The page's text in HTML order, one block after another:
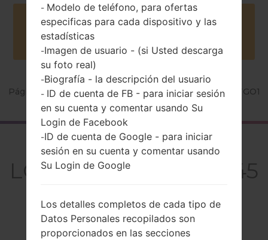
Buy accessories on Amazon
Página principal →Serie →LG Leon C50 → LGH345KTGO1
El resumen
LGH345KTGO1(LGH345
C50
- Modelo de teléfono, para ofertas
especificas para cada dispositivo y las
estadísticas
-Imagen de usuario - (si Usted descarga
su foto real)
-Biografía - la descripción del usuario
- ID de cuenta de FB - para iniciar sesión
en su cuenta y comentar usando Su
Login de Facebook
-ID de cuenta de Google - para iniciar
sesión en su cuenta y comentar usando
Su Login de Google
Los detalles completos de cada tipo de
Datos Personales recopilados son
proporcionados en las secciones